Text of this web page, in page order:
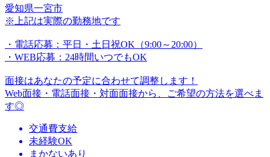
愛知県一宮市
※上記は実際の勤務地です
・電話応募：平日・土日祝OK（9:00～20:00）
・WEB応募：24時間いつでもOK
面接はあなたの予定に合わせて調整します！
Web面接・電話面接・対面面接から、ご希望の方法を選べま
す◎
交通費支給
未経験OK
まかないあり